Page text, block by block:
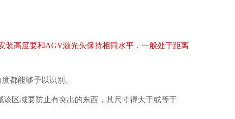
装高度要和AGV激光头保持相同水平，一般处于距离
都能够予以识别。
该区域要防止有突出的东西，其尺寸得大于或等于